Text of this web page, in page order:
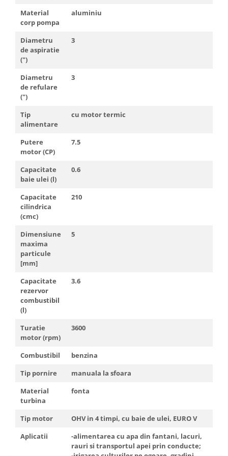
Truse de lipit PPR
Ventuze cu brate pentru transport
Vibratoare beton
Masini de spalat rufe cu uscator
Uscatoare de rufe
Masini de facut paine
Pachete electrocasnice
incorporabile
Seturi oale
SANDWICH MAKER
Storcatoare de fructe
Televizoare
Material
corp pompa
aluminiu
Diametru
de aspiratie
(")
3
Diametru
de refulare
(")
3
Tip
alimentare
cu motor termic
Putere
motor (CP)
7.5
Capacitate
baie ulei (l)
0.6
Capacitate
cilindrica
(cmc)
210
Dimensiune
maxima
particule
[mm]
5
Capacitate
rezervor
combustibil
(l)
3.6
Turatie
motor (rpm)
3600
Combustibil
benzina
Tip pornire
manuala la sfoara
Material
turbina
fonta
Tip motor
OHV in 4 timpi, cu baie de ulei, EURO V
Aplicatii
-alimentarea cu apa din fantani, lacuri,
rauri si transportul apei prin conducte;